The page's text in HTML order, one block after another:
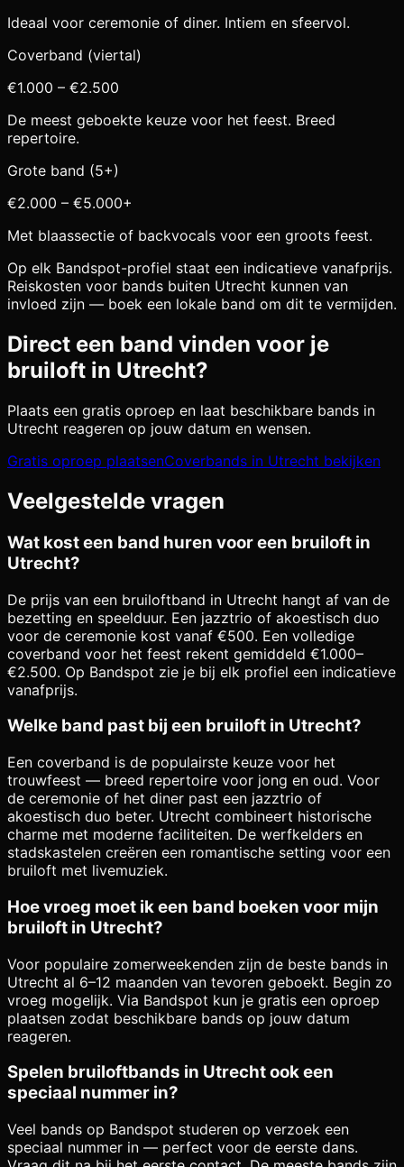
Ideaal voor ceremonie of diner. Intiem en sfeervol.
Coverband (viertal)
€1.000 – €2.500
De meest geboekte keuze voor het feest. Breed
repertoire.
Grote band (5+)
€2.000 – €5.000+
Met blaassectie of backvocals voor een groots feest.
Op elk Bandspot-profiel staat een indicatieve vanafprijs.
Reiskosten voor bands buiten Utrecht kunnen van
invloed zijn — boek een lokale band om dit te vermijden.
Direct een band vinden voor je
bruiloft in Utrecht?
Plaats een gratis oproep en laat beschikbare bands in
Utrecht reageren op jouw datum en wensen.
Gratis oproep plaatsenCoverbands in Utrecht bekijken
Veelgestelde vragen
Wat kost een band huren voor een bruiloft in
Utrecht?
De prijs van een bruiloftband in Utrecht hangt af van de
bezetting en speelduur. Een jazztrio of akoestisch duo
voor de ceremonie kost vanaf €500. Een volledige
coverband voor het feest rekent gemiddeld €1.000–
€2.500. Op Bandspot zie je bij elk profiel een indicatieve
vanafprijs.
Welke band past bij een bruiloft in Utrecht?
Een coverband is de populairste keuze voor het
trouwfeest — breed repertoire voor jong en oud. Voor
de ceremonie of het diner past een jazztrio of
akoestisch duo beter. Utrecht combineert historische
charme met moderne faciliteiten. De werfkelders en
stadskastelen creëren een romantische setting voor een
bruiloft met livemuziek.
Hoe vroeg moet ik een band boeken voor mijn
bruiloft in Utrecht?
Voor populaire zomerweekenden zijn de beste bands in
Utrecht al 6–12 maanden van tevoren geboekt. Begin zo
vroeg mogelijk. Via Bandspot kun je gratis een oproep
plaatsen zodat beschikbare bands op jouw datum
reageren.
Spelen bruiloftbands in Utrecht ook een
speciaal nummer in?
Veel bands op Bandspot studeren op verzoek een
speciaal nummer in — perfect voor de eerste dans.